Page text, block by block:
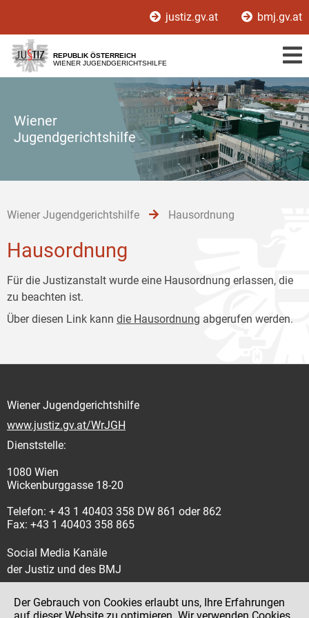
[1]
[2]
[3]
justiz.gv.at bmj.gv.at
REPUBLIK ÖSTERREICH
WIENER JUGENDGERICHTSHILFE
Wiener
Jugendgerichtshilfe
Wiener Jugendgerichtshilfe Hausordnung
Hausordnung
Für die Justizanstalt wurde eine Hausordnung erlassen, die
zu beachten ist.
Über diesen Link kann die Hausordnung abgerufen werden.
Wiener Jugendgerichtshilfe
www.justiz.gv.at/WrJGH
Dienststelle:
1080 Wien
Wickenburggasse 18-20
Telefon: + 43 1 40403 358 DW 861 oder 862
Fax: +43 1 40403 358 865
Social Media Kanäle
der Justiz und des BMJ
Der Gebrauch von Cookies erlaubt uns, Ihre Erfahrungen